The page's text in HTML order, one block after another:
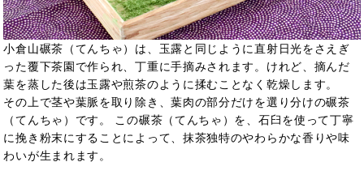
小倉山碾茶（てんちゃ）は、玉露と同じように直射日光をさえぎ
った覆下茶園で作られ、丁重に手摘みされます。けれど、摘んだ
葉を蒸した後は玉露や煎茶のように揉むことなく乾燥します。
その上で茎や葉脈を取り除き、葉肉の部分だけを選り分けの碾茶
（てんちゃ）です。 この碾茶（てんちゃ）を、石臼を使って丁寧
に挽き粉末にすることによって、抹茶独特のやわらかな香りや味
わいが生まれます。